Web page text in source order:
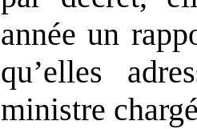
année un
qu’elles
ministre